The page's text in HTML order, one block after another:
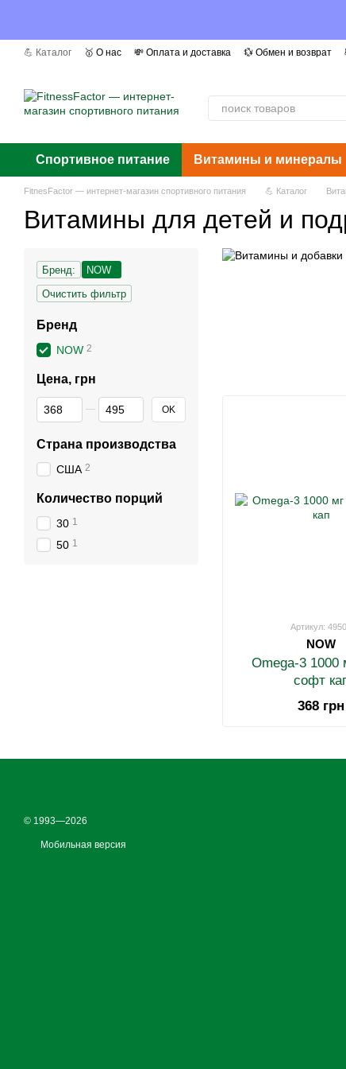
💪 Каталог 🥇 О нас 💸 Оплата и доставка 💱 Обмен и возврат
Спортивное питание Витамины и минералы
FitnesFactor — интернет-магазин спортивного питания 💪 Каталог
Витамины для детей и
Артикул:
NOW
Omega-3 1000
софт
368 грн
Бренд:
NOW
Очистить фильтр
Бренд
NOW 2
Цена, грн
От Цена, грн
До Цена, грн OK
Страна производства
США 2
Количество порций
30 1
50 1
© 1993—2026
Мобильная версия